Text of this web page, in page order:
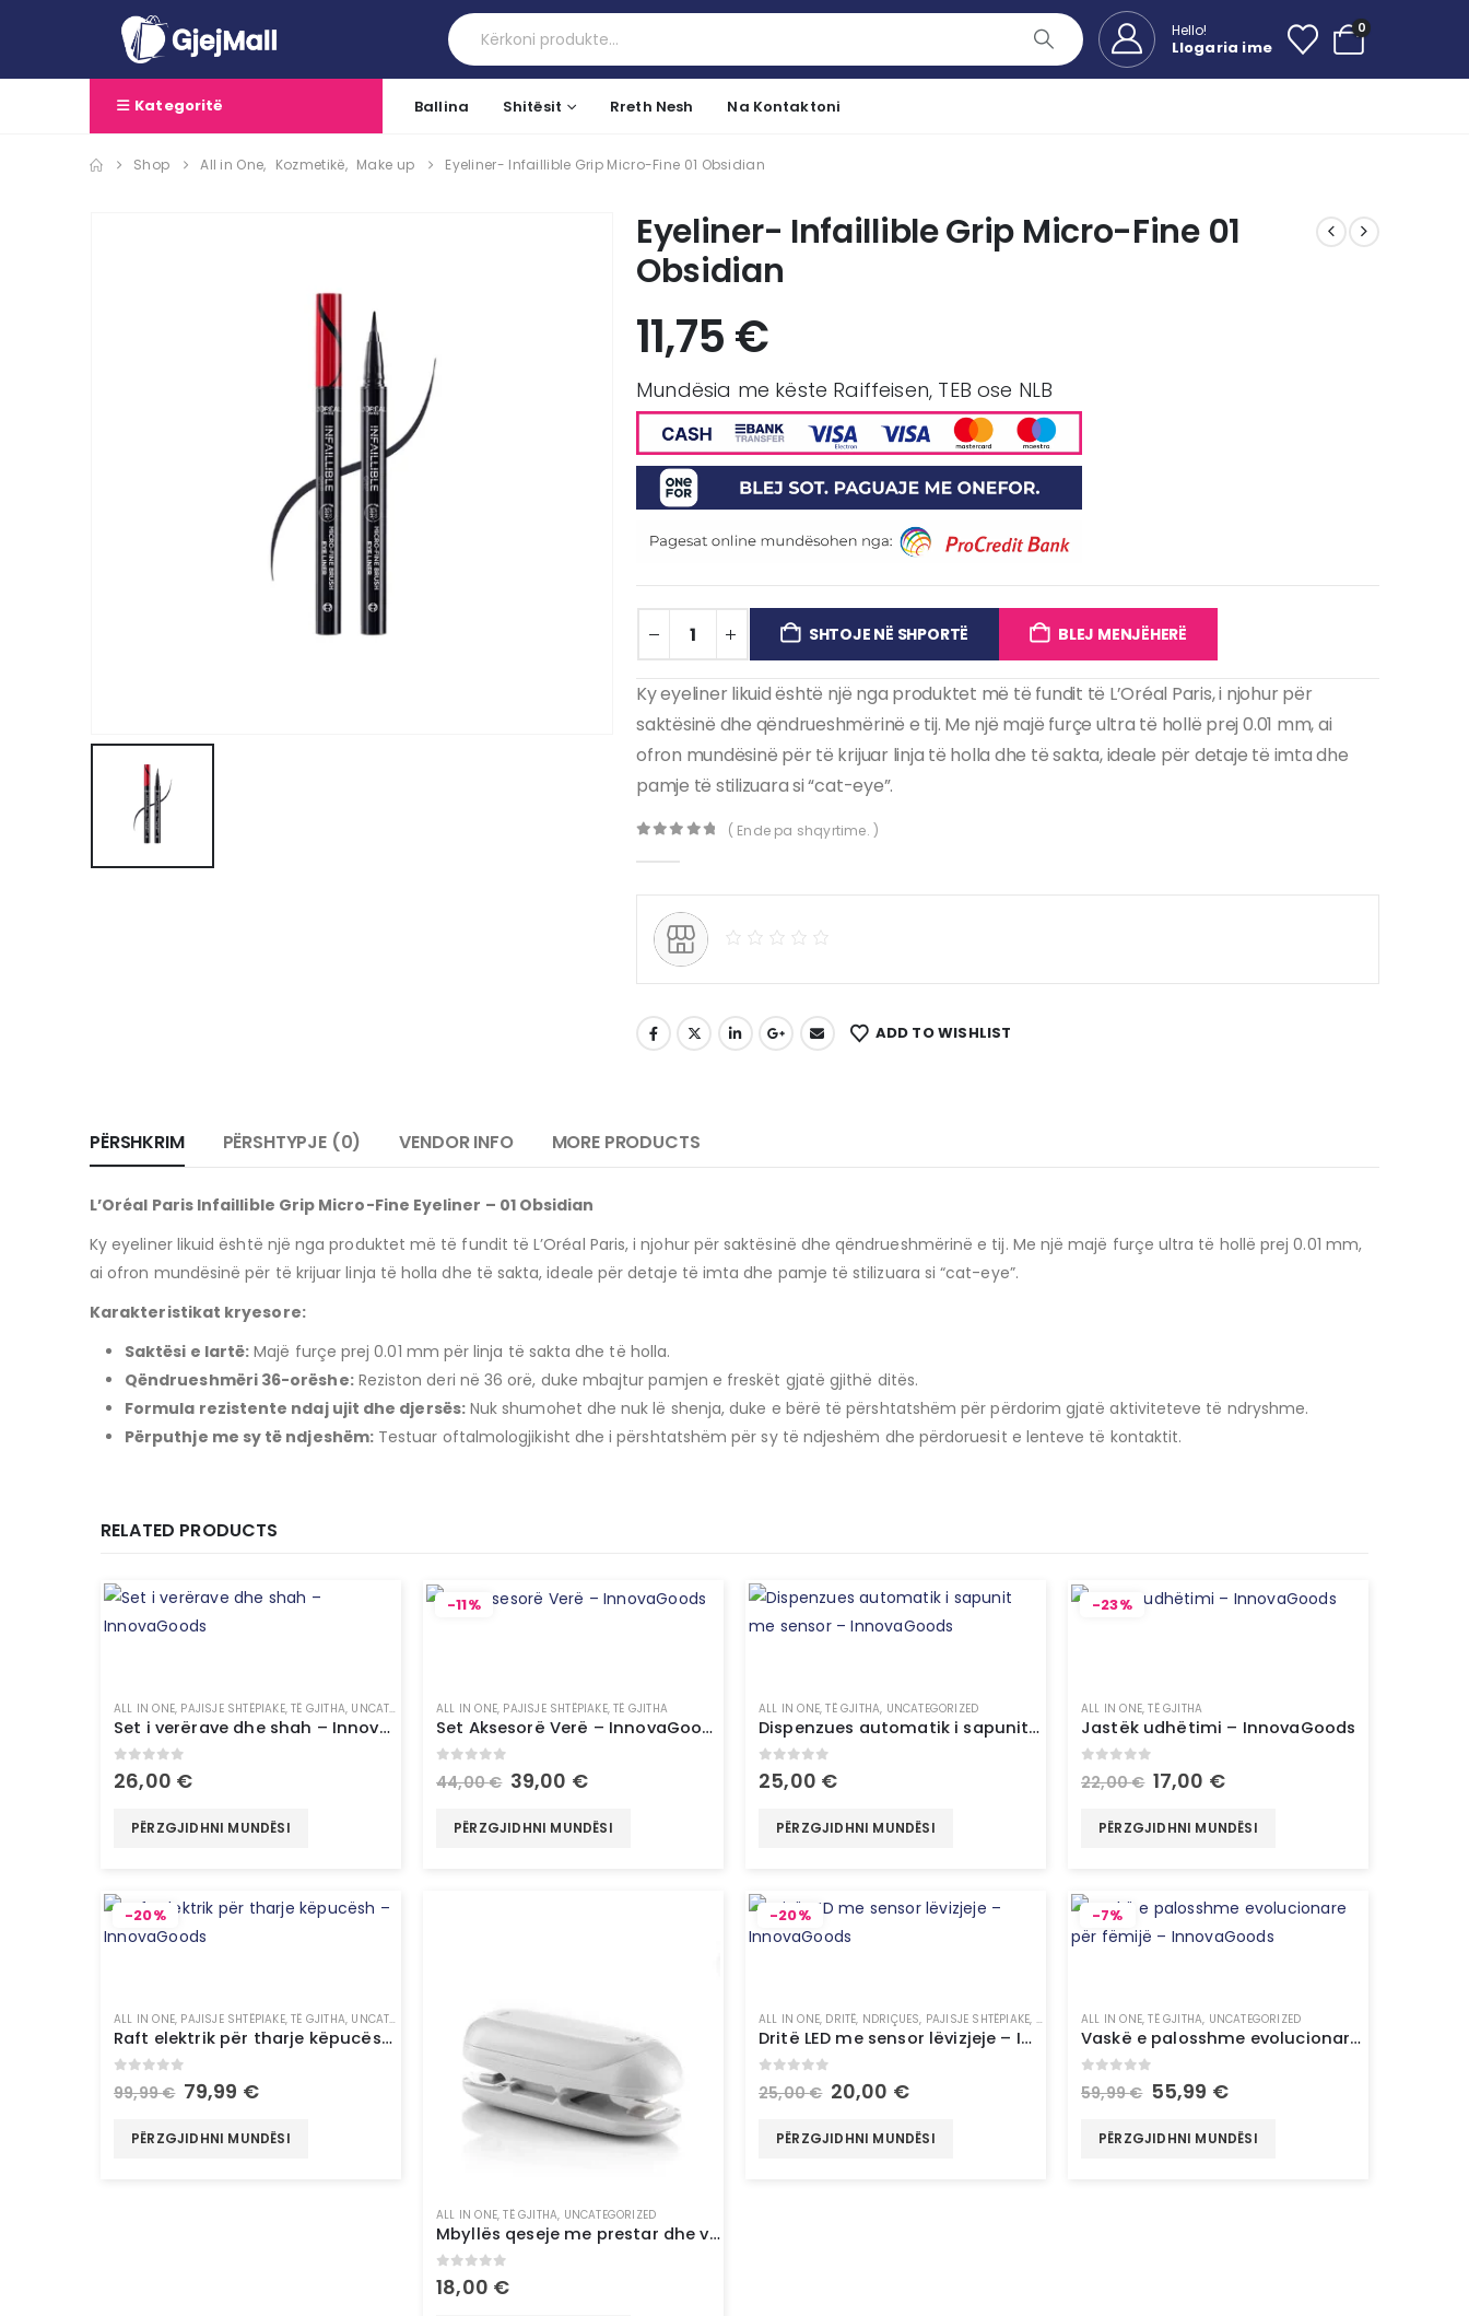
Hello!
Llogaria ime
0
Kategoritë Ballina Shitësit Rreth Nesh Na Kontaktoni
Shop All in One, Kozmetikë, Make up Eyeliner- Infaillible Grip Micro-Fine 01 Obsidian
Eyeliner- Infaillible Grip Micro-Fine 01
Obsidian
11,75€
Mundësia me këste Raiffeisen, TEB ose NLB
SHTOJE NË SHPORTË BLEJ MENJËHERË
Ky eyeliner likuid është një nga produktet më të fundit të L’Oréal Paris, i njohur për
saktësinë dhe qëndrueshmërinë e tij. Me një majë furçe ultra të hollë prej 0.01 mm, ai
ofron mundësinë për të krijuar linja të holla dhe të sakta, ideale për detaje të imta dhe
pamje të stilizuara si “cat-eye”.
( Ende pa shqyrtime. )
ADD TO WISHLIST
PËRSHKRIM PËRSHTYPJE (0) VENDOR INFO MORE PRODUCTS
L’Oréal Paris Infaillible Grip Micro-Fine Eyeliner – 01 Obsidian
Ky eyeliner likuid është një nga produktet më të fundit të L’Oréal Paris, i njohur për saktësinë dhe qëndrueshmërinë e tij. Me një majë furçe ultra të hollë prej 0.01 mm,
ai ofron mundësinë për të krijuar linja të holla dhe të sakta, ideale për detaje të imta dhe pamje të stilizuara si “cat-eye”.
Karakteristikat kryesore:
Saktësi e lartë: Majë furçe prej 0.01 mm për linja të sakta dhe të holla.
Qëndrueshmëri 36-orëshe: Reziston deri në 36 orë, duke mbajtur pamjen e freskët gjatë gjithë ditës.
Formula rezistente ndaj ujit dhe djersës: Nuk shumohet dhe nuk lë shenja, duke e bërë të përshtatshëm për përdorim gjatë aktiviteteve të ndryshme.
Përputhje me sy të ndjeshëm: Testuar oftalmologjikisht dhe i përshtatshëm për sy të ndjeshëm dhe përdoruesit e lenteve të kontaktit.
RELATED PRODUCTS
ALL IN ONE, PAJISJE SHTËPIAKE,TË GJITHA, UNCATEGORIZED
Set i verërave dhe shah – InnovaGoods
0 out of 5
26,00 €
PËRZGJIDHNI MUNDËSI
-11%
ALL IN ONE, PAJISJE SHTËPIAKE,TË GJITHA
Set Aksesorë Verë – InnovaGoods
out of 5
44,00€ 39,00 €
PËRZGJIDHNI MUNDËSI
ALL IN ONE,TË GJITHA, UNCATEGORIZED
Dispenzues automatik i sapunit me sensor – InnovaGoods
0 out of 5
25,00 €
PËRZGJIDHNI MUNDËSI
-23%
ALL IN ONE,TË GJITHA
Jastëk udhëtimi – InnovaGoods
out of 5
22,00€ 17,00 €
PËRZGJIDHNI MUNDËSI
-20%
ALL IN ONE, PAJISJE SHTËPIAKE,TË GJITHA, UNCATEGORIZED
Raft elektrik për tharje këpucësh – InnovaGoods
out of 5
99,99€ 79,99 €
PËRZGJIDHNI MUNDËSI
ALL IN ONE,TË GJITHA, UNCATEGORIZED
Mbyllës qeseje me prestar dhe varëse Baseyl InnovaGoods
0out of 5
18,00 €
-20%
ALL IN ONE, DRITË, NDRIÇUES, PAJISJE SHTËPIAKE, TË GJITHA,UNCATEGORIZED
Dritë LED me sensor lëvizjeje – InnovaGoods
out of 5
25,00€ 20,00 €
PËRZGJIDHNI MUNDËSI
-7%
ALL IN ONE,TË GJITHA, UNCATEGORIZED
Vaskë e palosshme evolucionare për fëmijë – InnovaGoods
out of 5
59,99€ 55,99 €
PËRZGJIDHNI MUNDËSI